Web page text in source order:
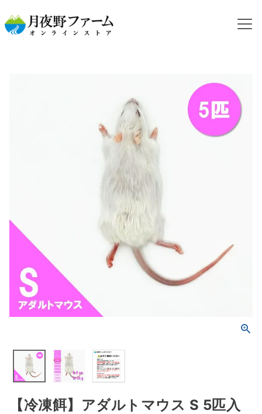
【冷凍餌】アダルトマウス S 5匹入
【冷凍餌】アダルトマウス S 5匹入